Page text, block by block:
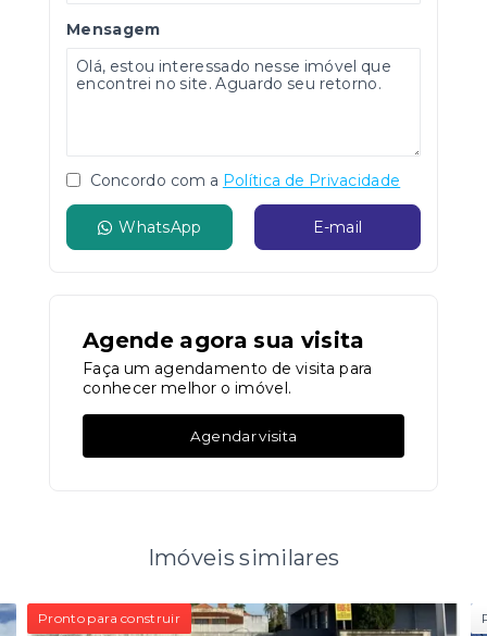
Mensagem
Concordo com a Política de Privacidade
WhatsApp E-mail
Agende agora sua visita
Faça um agendamento de visita para
conhecer melhor o imóvel.
Agendar visita
Imóveis similares
Pronto para construir